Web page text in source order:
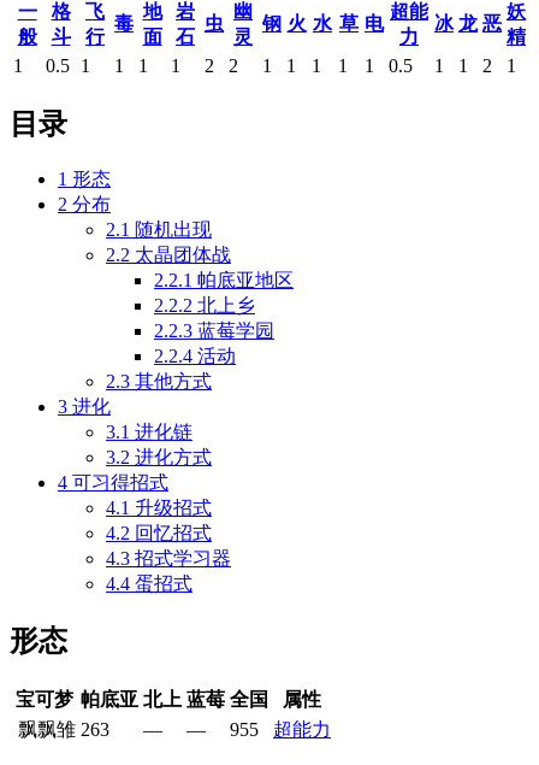
一
般
格
斗
飞
行
毒
地
面
岩
石
虫
幽
灵
钢 火 水 草 电
超能
力
冰 龙 恶
妖
精
1
0.5 1 1 1 1 2 2 1 1 1 1 1 0.5 1 1 2 1
目录
1 形态
2 分布
2.1 随机出现
2.2 太晶团体战
2.2.1 帕底亚地区
2.2.2 北上乡
2.2.3 蓝莓学园
2.2.4 活动
2.3 其他方式
3 进化
3.1 进化链
3.2 进化方式
4 可习得招式
4.1 升级招式
4.2 回忆招式
4.3 招式学习器
4.4 蛋招式
形态
宝可梦 帕底亚 北上 蓝莓 全国
属性
飘飘雏 263 — — 955 超能力